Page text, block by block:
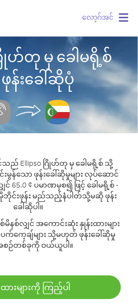
လော့ဂ်အင်
ြိုဟ်တု မှ ခေါမရို့စ်
န်းခေါ်ဆိုပုံ
င်သည် Ellipso ဂြိုဟ်တု မှ ခေါမရို့စ် သို့
န်သော ဖုန်းခေါ်ဆိုမှုများ လုပ်ဆောင်
65.0 ¢ ပမာဏမှစ၍ ဖြင့် ခေါမရို့စ် -
ဘိုင်းဖုန်း မည်သည့်နံပါတ်သို့မဆို ဖုန်း
ခေါ်ဆိုပါ။
စ်လျှင် အကောင်းဆုံး နှုန်းထားများ
က်ကေ့ချ်များ သို့မဟုတ် ဖုန်းခေါ်ဆိုမှု
ဉ်တစ်ခုကို ဝယ်ယူပါ။
ားများကို ကြည့်ပါ